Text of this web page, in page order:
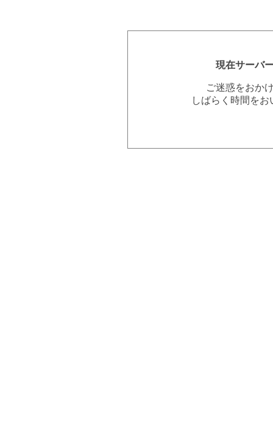
現在サーバ
ご迷惑をおか
しばらく時間を